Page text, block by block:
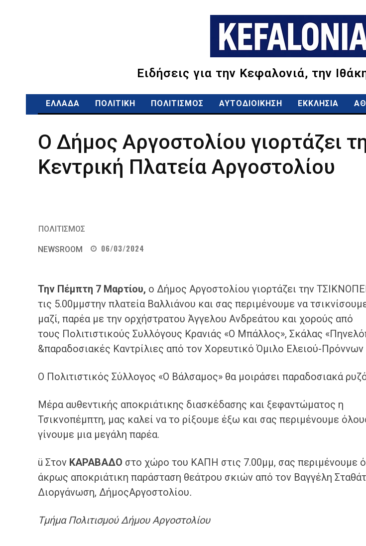
Ειδήσεις για την Κεφαλονιά, την
ΕΛΛΑΔΑ ΠΟΛΙΤΙΚΗ ΠΟΛΙΤΙΣΜΟΣ ΑΥΤΟΔΙΟΙΚΗΣΗ ΕΚΚΛΗΣΙΑ
Ο Δήμος Αργοστολίου γιορτάζει
Κεντρική Πλατεία Αργοστολίου
ΠΟΛΙΤΙΣΜΟΣ
NEWSROOM 06/03/2024
Την Πέμπτη 7 Μαρτίου, ο Δήμος Αργοστολίου γιορτάζει την
τις 5.00μμστην πλατεία Βαλλιάνου και σας περιμένουμε να
μαζί, παρέα με την ορχήστρατου Άγγελου Ανδρεάτου και χορούς από
τους Πολιτιστικούς Συλλόγους Κρανιάς «Ο Μπάλλος», Σκάλας
&παραδοσιακές Καντρίλιες από τον Χορευτικό Όμιλο Ελειού-
Ο Πολιτιστικός Σύλλογος «Ο Βάλσαμος» θα μοιράσει παραδοσιακά
Μέρα αυθεντικής αποκριάτικης διασκέδασης και ξεφαντώματος η
Τσικνοπέμπτη, μας καλεί να το ρίξουμε έξω και σας περιμένουμε
γίνουμε μια μεγάλη παρέα.
ü Στον ΚΑΡΑΒΑΔΟ στο χώρο του ΚΑΠΗ στις 7.00μμ, σας περιμένουμε
άκρως αποκριάτικη παράσταση θεάτρου σκιών από τον Βαγγέλη
Διοργάνωση, ΔήμοςΑργοστολίου.
ΤμήμαΠολιτισμού Δήμου Αργοστολίου